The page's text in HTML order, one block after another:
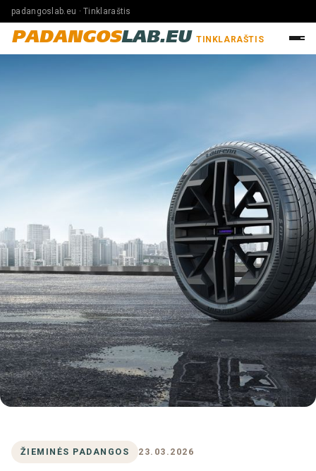
padangoslab.eu · Tinklaraštis
PADANGOSLAB.EU TINKLARAŠTIS
ŽIEMINĖS PADANGOS 23.03.2026